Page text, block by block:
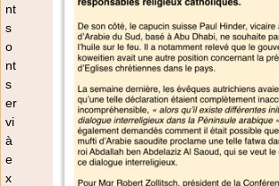
nt
s
o
nt
s
er
vi
à
e
x